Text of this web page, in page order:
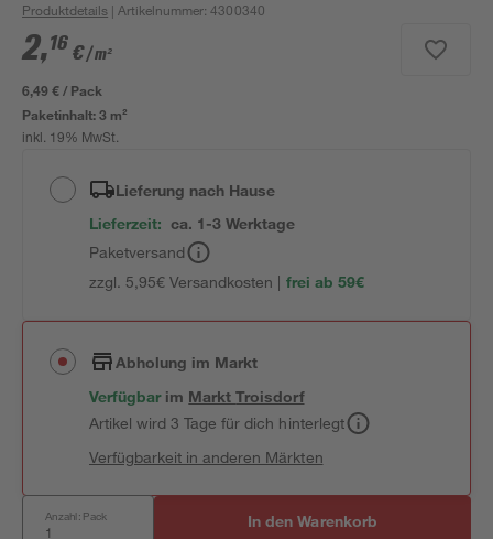
Produktdetails | Artikelnummer:4300340
2,16 €/ m²
6,49 € / Pack
Paketinhalt:3 m²
inkl. 19% MwSt.
Lieferung nach Hause
Lieferzeit: ca. 1-3 Werktage
Paketversand
zzgl. 5,95€ Versandkosten | frei ab 59€
Abholung im Markt
Verfügbar im MarktTroisdorf
Artikel wird 3 Tage für dich hinterlegt
Verfügbarkeit in anderen Märkten
Anzahl: Pack In den Warenkorb